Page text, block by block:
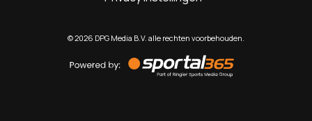
©2026 DPG Media B.V. alle rechten voorbehouden.
by
Sportal365